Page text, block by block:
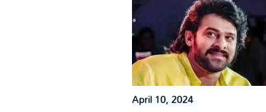
April 10, 2024